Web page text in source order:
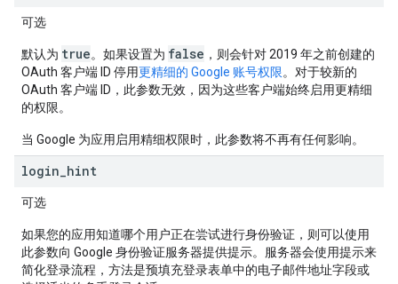
可选
默认为 true。如果设置为 false ，则会针对 2019 年之前创建的
OAuth 客户端 ID 停用更精细的 Google 账号权限。对于较新的
OAuth 客户端 ID，此参数无效，因为这些客户端始终启用更精细
的权限。
当 Google 为应用启用精细权限时，此参数将不再有任何影响。
login hint
可选
如果您的应用知道哪个用户正在尝试进行身份验证，则可以使用
此参数向 Google 身份验证服务器提供提示。服务器会使用提示来
简化登录流程，方法是预填充登录表单中的电子邮件地址字段或